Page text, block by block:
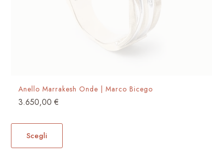
Anello Marrakesh Onde | Marco Bicego
3.650,00€
Scegli
Questo
ha